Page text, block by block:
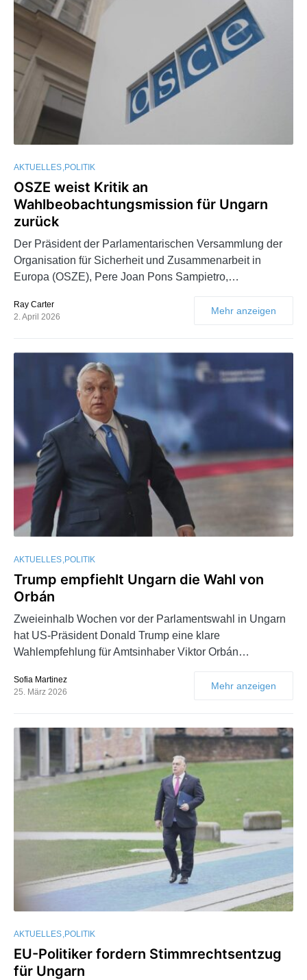
AKTUELLES POLITIK
OSZE weist Kritik an
Wahlbeobachtungsmission für Ungarn
zurück
Der Präsident der Parlamentarischen Versammlung der
Organisation für Sicherheit und Zusammenarbeit in
Europa (OSZE), Pere Joan Pons Sampietro,…
Ray Carter
2. April 2026
Mehr anzeigen
AKTUELLES POLITIK
Trump empfiehlt Ungarn die Wahl von
Orbán
Zweieinhalb Wochen vor der Parlamentswahl in Ungarn
hat US-Präsident Donald Trump eine klare
Wahlempfehlung für Amtsinhaber Viktor Orbán…
Sofia Martinez
25. März 2026
Mehr anzeigen
AKTUELLES POLITIK
EU-Politiker fordern Stimmrechtsentzug
für Ungarn